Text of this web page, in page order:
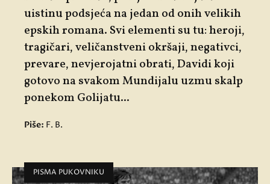
uistinu podsjeća na jedan od onih velikih
epskih romana. Svi elementi su tu: heroji,
tragičari, veličanstveni okršaji, negativci,
prevare, nevjerojatni obrati, Davidi koji
gotovo na svakom Mundijalu uzmu skalp
ponekom Golijatu...
Piše: F. B.
PISMA PUKOVNIKU